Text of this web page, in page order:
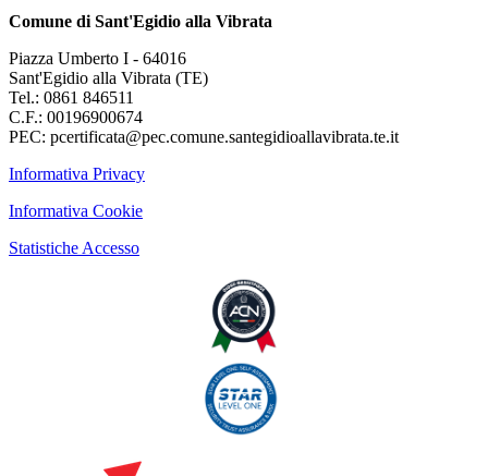
Comune di Sant'Egidio alla Vibrata
Piazza Umberto I - 64016
Sant'Egidio alla Vibrata (TE)
Tel.: 0861 846511
C.F.: 00196900674
PEC: pcertificata@pec.comune.santegidioallavibrata.te.it
Informativa Privacy
Informativa Cookie
Statistiche Accesso